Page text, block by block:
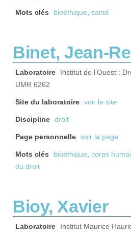
Mots clés bioéthique, santé
Binet, Jean-
Laboratoire
Institut de l’Ouest :
UMR 6262
Site du laboratoire voir le site
Discipline droit
Page personnelle voir la page
Mots clés bioéthique, corps
du droit
Bioy, Xavier
Laboratoire Institut Maurice